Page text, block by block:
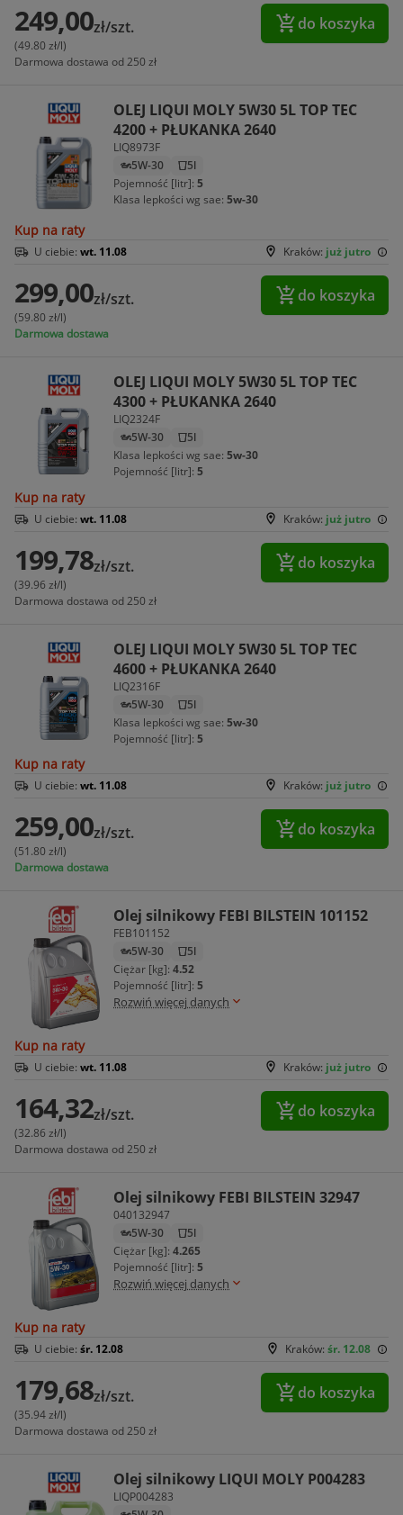
249,00zł/szt.
(49.80 zł/l)
Darmowa dostawa od 250 zł
do koszyka
OLEJ LIQUI MOLY 5W30 5L TOP TEC
4200 + PŁUKANKA 2640
LIQ8973F
5l
5W-30
Pojemność [litr]: 5
Klasa lepkości wg sae: 5w-30
Kup na raty
Kraków: już jutro
U ciebie: wt. 11.08
299,00zł/szt.
(59.80 zł/l)
Darmowa dostawa
do koszyka
OLEJ LIQUI MOLY 5W30 5L TOP TEC
4300 + PŁUKANKA 2640
LIQ2324F
5W-30
5l
Klasa lepkości wg sae: 5w-30
Pojemność [litr]: 5
Kup na raty
Kraków: już jutro
U ciebie: wt. 11.08
199,78zł/szt.
(39.96 zł/l)
Darmowa dostawa od 250 zł
do koszyka
OLEJ LIQUI MOLY 5W30 5L TOP TEC
4600 + PŁUKANKA 2640
LIQ2316F
5W-30
5l
Klasa lepkości wg sae: 5w-30
Pojemność [litr]: 5
Kup na raty
Kraków: już jutro
U ciebie: wt. 11.08
259,00zł/szt.
(51.80 zł/l)
Darmowa dostawa
do koszyka
Olej silnikowy FEBI BILSTEIN 101152
FEB101152
5l
5W-30
Ciężar [kg]: 4.52
Pojemność [litr]: 5
Rozwiń więcej danych
Kup na raty
Kraków: już jutro
U ciebie: wt. 11.08
164,32zł/szt.
(32.86 zł/l)
Darmowa dostawa od 250 zł
do koszyka
Olej silnikowy FEBI BILSTEIN 32947
040132947
5l
5W-30
Ciężar [kg]: 4.265
Pojemność [litr]: 5
Rozwiń więcej danych
Kup na raty
Kraków: śr. 12.08
U ciebie: śr. 12.08
179,68zł/szt.
(35.94 zł/l)
Darmowa dostawa od 250 zł
do koszyka
Olej silnikowy LIQUI MOLY P004283
LIQP004283